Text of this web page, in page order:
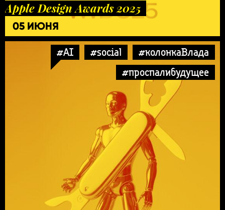
Apple Design Awards 2025
05 ИЮНЯ
#AI #social
#колонкаВлада
#проспалибудущее